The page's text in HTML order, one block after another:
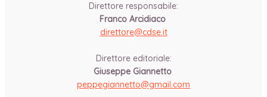
Direttore responsabile:
Franco Arcidiaco
direttore@cdse.it
Direttore editoriale:
Giuseppe Giannetto
peppegiannetto@gmail.com